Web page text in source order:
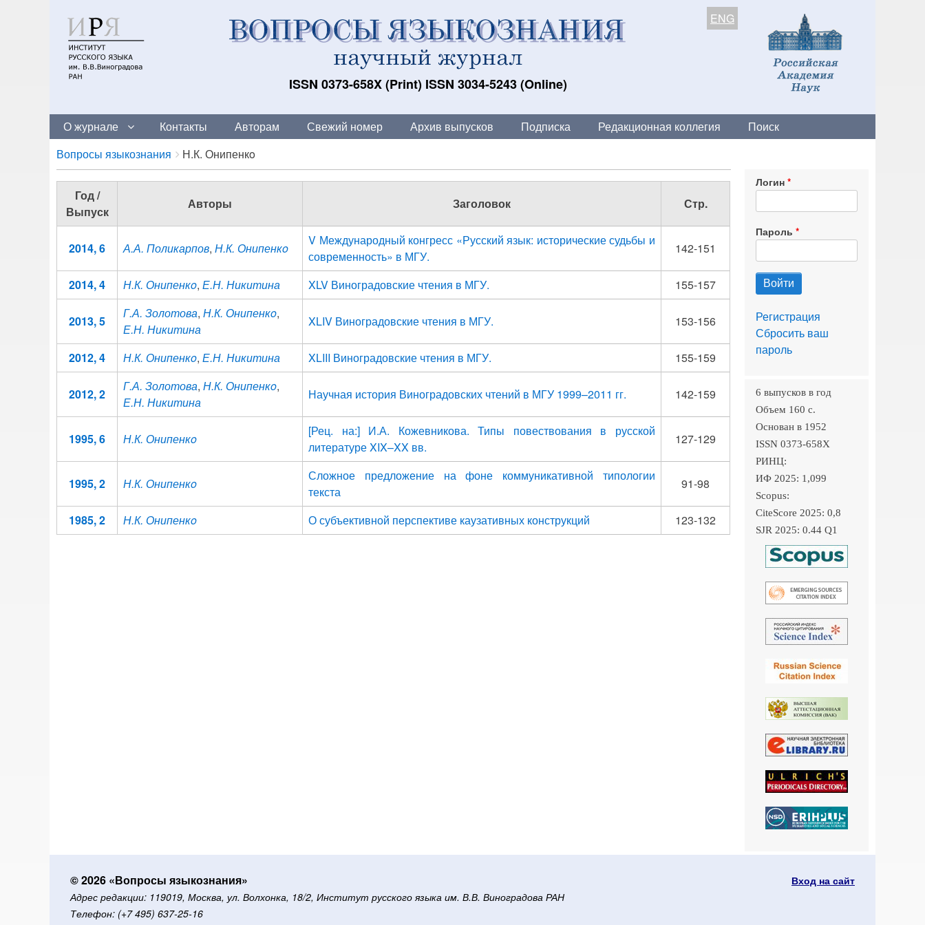
ISSN 0373-658X (Print) ISSN 3034-5243 (Online)
ENG
О журнале Контакты Авторам Свежий номер Архив выпусков Подписка Редакционная коллегия Поиск
Breadcrumbs
You
are
here:
Вопросы языкознания Н.К. Онипенкo
Год /
Выпуск
Авторы Заголовок Стр.
2014, 6 А.А. Поликарпов, Н.К. Онипенкo
V Международный конгресс «Русский язык: исторические судьбы и
современность» в МГУ.
142-151
2014, 4 Н.К. Онипенкo, Е.Н. Никитина XLV Виноградовские чтения в МГУ. 155-157
2013, 5
Г.А. Золотова, Н.К. Онипенкo,
Е.Н. Никитина
XLIV Виноградовские чтения в МГУ. 153-156
2012, 4 Н.К. Онипенкo, Е.Н. Никитина XLIII Виноградовские чтения в МГУ. 155-159
2012, 2
Г.А. Золотова, Н.К. Онипенкo,
Е.Н. Никитина
Научная история Виноградовских чтений в МГУ 1999–2011 гг. 142-159
1995, 6 Н.К. Онипенкo
[Рец. на:] И.А. Кожевникова. Типы повествования в русской
литературе XIX–XX вв.
127-129
1995, 2 Н.К. Онипенкo
Сложное предложение на фоне коммуникативной типологии
текста
91-98
1985, 2 Н.К. Онипенкo О субъективной перспективе каузативных конструкций 123-132
Логин
Пароль
Регистрация
Сбросить ваш
пароль
6 выпусков в год
Объем 160 c.
Основан в 1952
ISSN 0373-658X
РИНЦ:
ИФ 2025: 1,099
Scopus:
CiteScore 2025: 0,8
SJR 2025: 0.44 Q1
© 2026 «Вопросы языкознания»
Адрес редакции: 119019, Москва, ул. Волхонка, 18/2, Институт русского языка им. В.В. Виноградова РАН
Телефон: (+7 495) 637-25-16
Вход на сайт